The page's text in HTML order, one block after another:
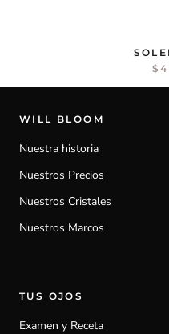
WILL BLOOM
Nuestra historia
Nuestros Precios
Nuestros Cristales
Nuestros Marcos
TUS OJOS
Examen y Receta